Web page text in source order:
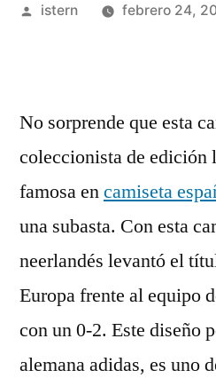
Publicado
istern febrero 24,
No sorprende que esta
coleccionista de edición
famosa encamiseta
una subasta. Con esta
neerlandés levantó el
Europa frente al equipo
con un 0-2. Este diseño
alemana adidas, es uno